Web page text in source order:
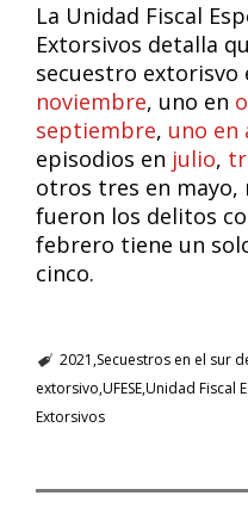
La Unidad Fiscal
Extorsivos detalla
secuestro extorisvo
noviembre, uno en
septiembre, uno en
episodios en julio,
otros tres en
fueron los delitos
febrero tiene un
cinco.
2021 Secuestros en el sur
extorsivo UFESEUnidad Fiscal
Extorsivos